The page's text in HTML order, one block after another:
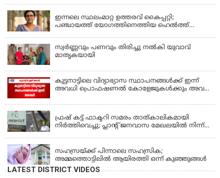
ഇന്നലെ സ്ഥലംമാറ്റ ഉത്തരവ് കൈപ്പറ്റി;
പഞ്ചായത്ത് യോഗത്തിനെത്തിയ ഹെല്‍ത്ത്
സ്വർണ്ണവും പണവും തിരിച്ചു നൽകി യുവാവ്
മാതൃകയായി
കുട്ടനാട്ടിലെ വിദ്യാഭ്യാസ സ്ഥാപനങ്ങൾക്ക് ഇന്ന്
അവധി പ്രൊഫഷണൽ കോളേജുകൾക്കും അവധി
ഫ്രഷ് കട്ട് ഫാക്ടറി സമരം താത്കാലികമായി
നിർത്തിവെച്ചു; പ്ലാൻ്റ് ജനവാസ മേഖലയിൽ നിന്ന്
സഹസ്രയ്ക്ക് പിന്നാലെ സഹസ്രിക;
അമ്മത്തൊട്ടിലില്‍ ആയിരത്തി ഒന്ന് കുഞ്ഞുങ്ങള്‍
LATEST DISTRICT VIDEOS